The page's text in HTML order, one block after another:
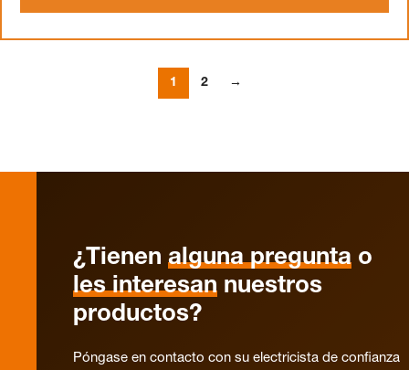
1 2 →
¿Tienen alguna pregunta o
les interesan nuestros
productos?
Póngase en contacto con su electricista de confianza